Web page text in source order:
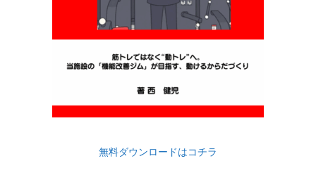
無料ダウンロードはコチラ